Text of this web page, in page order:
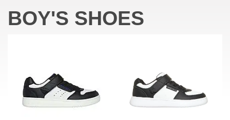
BOY'S SHOES